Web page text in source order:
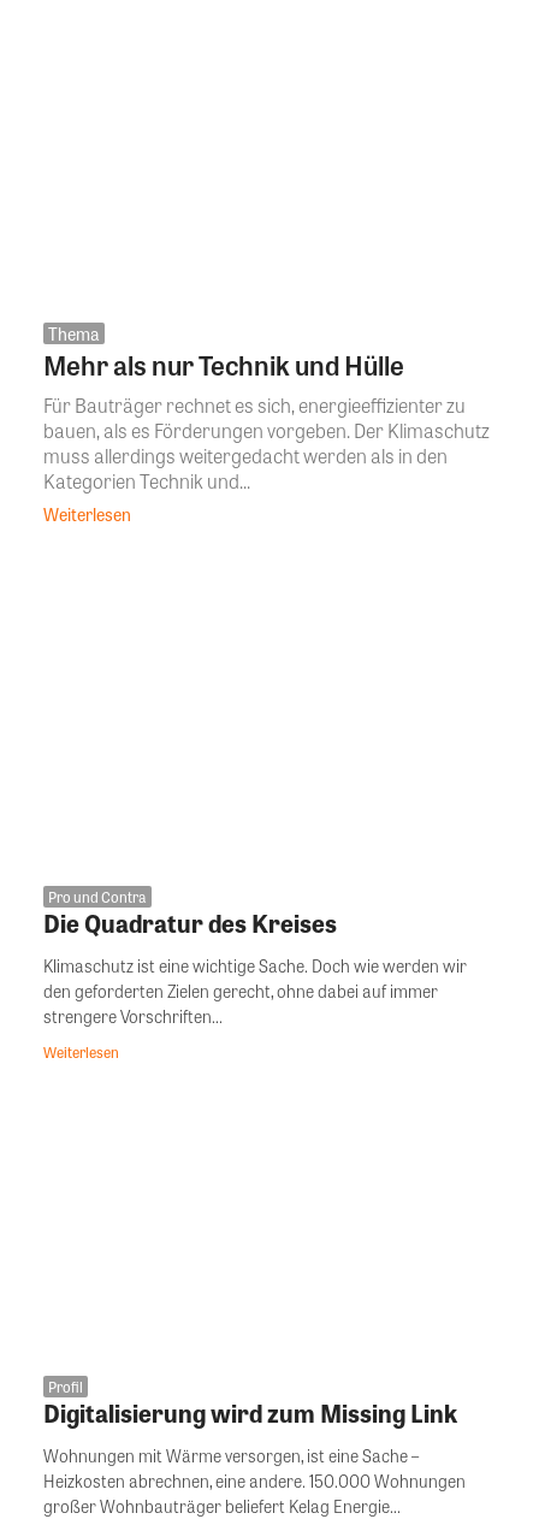
Thema
Mehr als nur Technik und Hülle
Für Bauträger rechnet es sich, energieeffizienter zu
bauen, als es Förderungen vorgeben. Der Klimaschutz
muss allerdings weitergedacht werden als in den
Kategorien Technik und...
Weiterlesen
Pro und Contra
Die Quadratur des Kreises
Klimaschutz ist eine wichtige Sache. Doch wie werden wir
den geforderten Zielen gerecht, ohne dabei auf immer
strengere Vorschriften...
Weiterlesen
Profil
Digitalisierung wird zum Missing Link
Wohnungen mit Wärme versorgen, ist eine Sache –
Heizkosten abrechnen, eine andere. 150.000 Wohnungen
großer Wohnbauträger beliefert Kelag Energie...